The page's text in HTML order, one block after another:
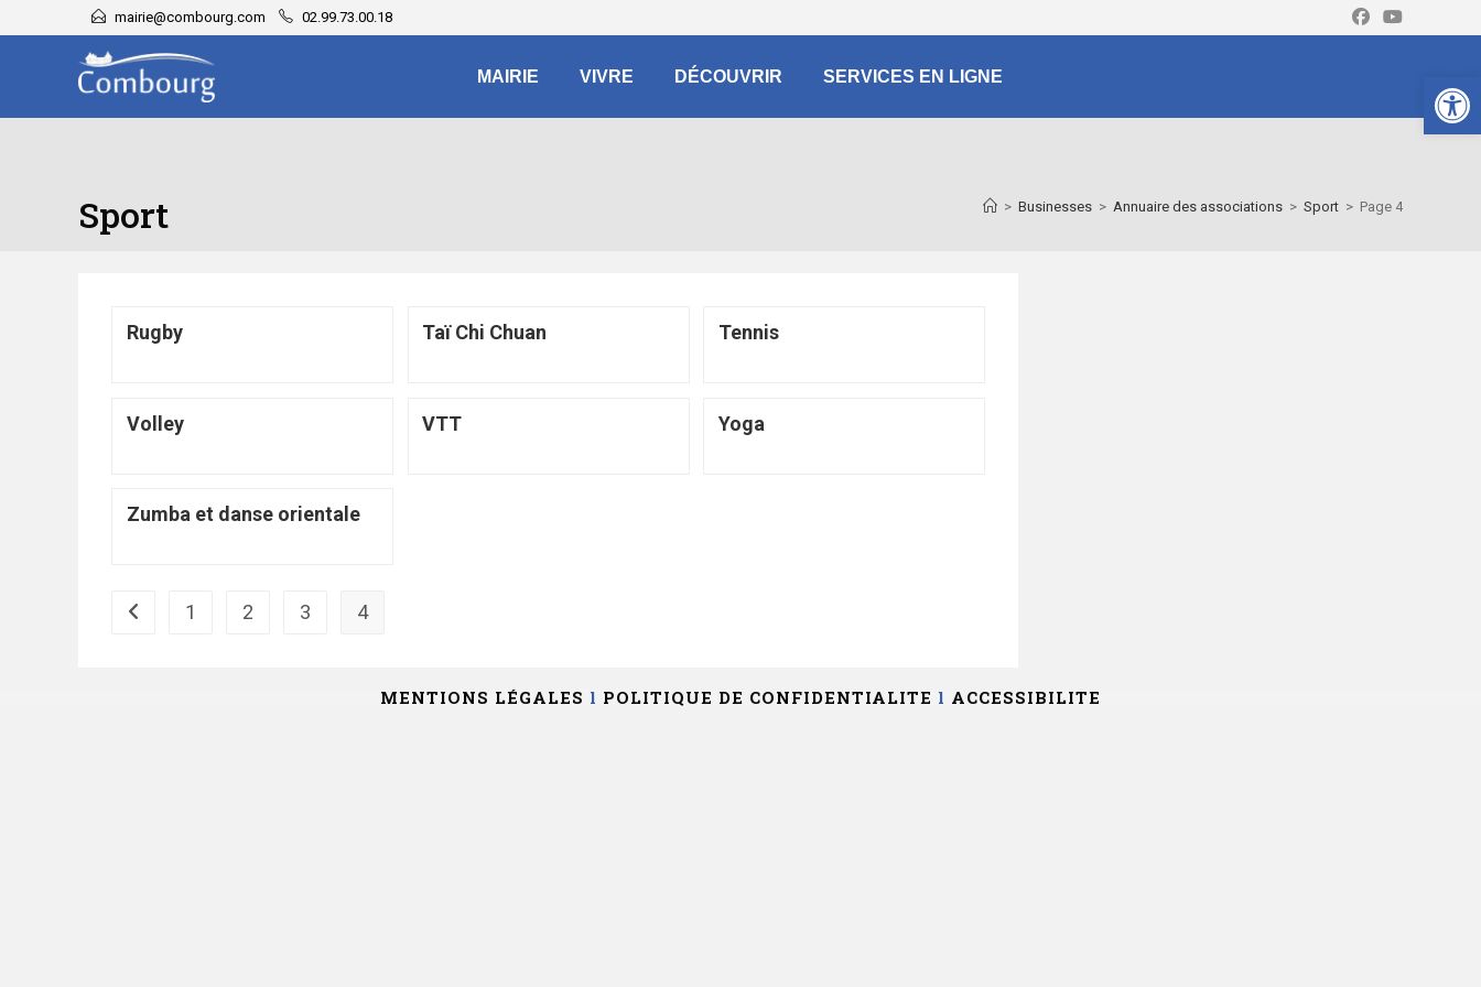
mairie@combourg.com 02.99.73.00.18
MAIRIE VIVRE DÉCOUVRIR SERVICES EN LIGNE
Sport > Businesses > Annuaire des associations > Sport > Page 4
Rugby Taï Chi Chuan Tennis
Volley VTT Yoga
Zumba et danse orientale
1 2 3 4
MENTIONS LÉGALES l POLITIQUE DE CONFIDENTIALITE l ACCESSIBILITE